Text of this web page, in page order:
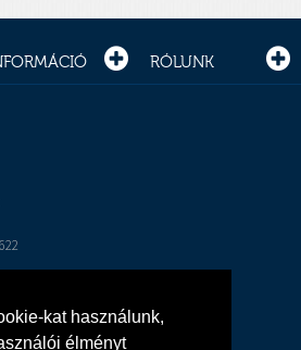
kat használunk,
élményt
RÓLUNK